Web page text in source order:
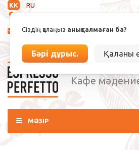
KK
RU
Сіздің қалаңыз анықталмаған ба?
Бәрі дұрыс. Қаланы
info@espressoperfetto.kz
Кафе
МӘЗІР